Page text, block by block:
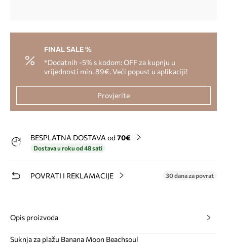
FINAL SALE %
*Dodatnih -5% s kodom: OFF za kupnju u
vrijednosti min. 89€. Veći popust u aplikaciji!
Provjerite
BESPLATNA DOSTAVA od 70€
Dostava u roku od 48 sati
POVRATI I REKLAMACIJE 30 dana za povrat
Opis proizvoda
Suknja za plažu Banana Moon Beachsoul